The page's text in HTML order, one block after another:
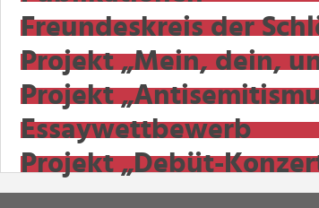
Freundeskreis der
Projekt „Mein, dein,
Projekt
Essaywettbewerb
Projekt „Debüt-